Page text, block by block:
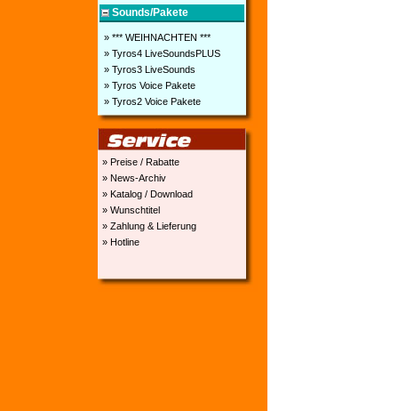
Sounds/Pakete
» *** WEIHNACHTEN ***
» Tyros4 LiveSoundsPLUS
» Tyros3 LiveSounds
» Tyros Voice Pakete
» Tyros2 Voice Pakete
» Preise / Rabatte
» News-Archiv
» Katalog / Download
» Wunschtitel
» Zahlung & Lieferung
» Hotline